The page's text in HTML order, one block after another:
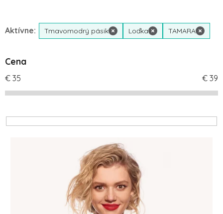
Aktívne: Tmavomodrý pásik × Loďka × TAMARA ×
Cena
€ 35 € 39
Výpis produktov